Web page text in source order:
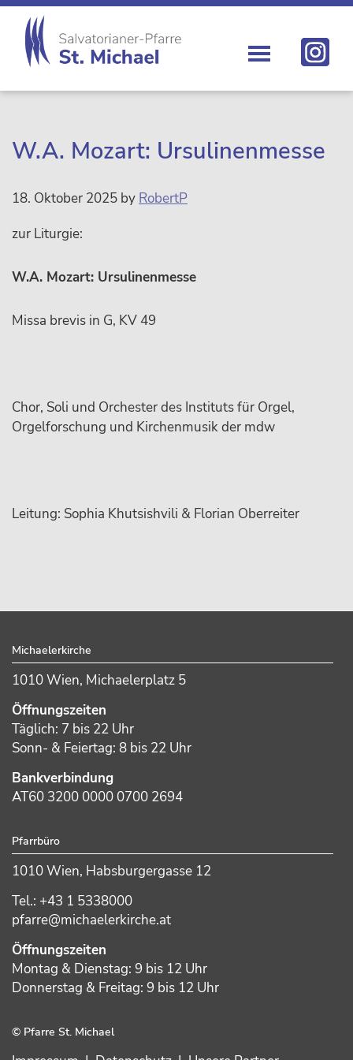
Zur
Hauptnavigation
springen
Skip
main
content
Zur
Hauptsidebar
springen
Zur
Fußzeile
springen
Michael
Michaelerkirche
Wiens
W.A. Mozart: Ursulinenmesse
18. Oktober 2025 by RobertP
zur Liturgie:
W.A. Mozart: Ursulinenmesse
Missa brevis in G, KV 49
Chor, Soli und Orchester des Instituts für Orgel,
Orgelforschung und Kirchenmusik der mdw
Leitung: Sophia Khutsishvili & Florian Oberreiter
Michaelerkirche
1010 Wien, Michaelerplatz 5
Öffnungszeiten
Täglich: 7 bis 22 Uhr
Sonn- & Feiertag: 8 bis 22 Uhr
Bankverbindung
AT60 3200 0000 0700 2694
Pfarrbüro
1010 Wien, Habsburgergasse 12
Tel.: +43 1 5338000
pfarre@michaelerkirche.at
Öffnungszeiten
Montag & Dienstag: 9 bis 12 Uhr
Donnerstag & Freitag: 9 bis 12 Uhr
© Pfarre St. Michael